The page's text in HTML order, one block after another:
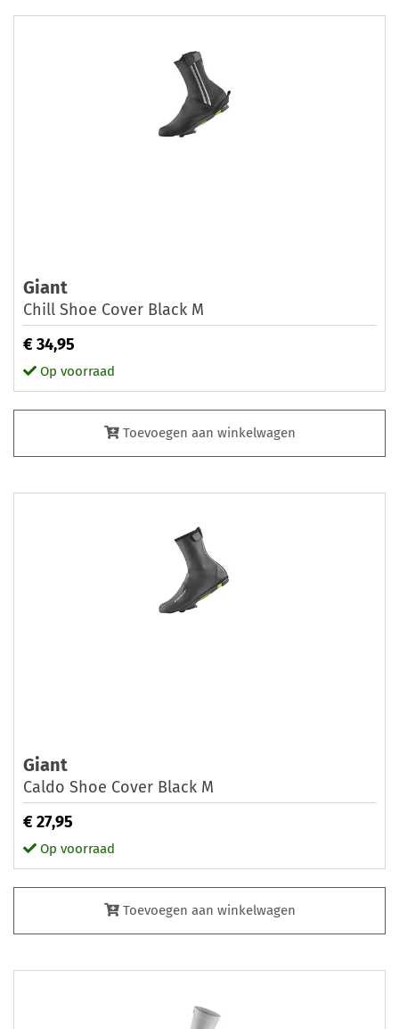
Giant
Chill Shoe Cover Black M
€ 34,95
Op voorraad
Toevoegen aan winkelwagen
Giant
Caldo Shoe Cover Black M
€ 27,95
Op voorraad
Toevoegen aan winkelwagen